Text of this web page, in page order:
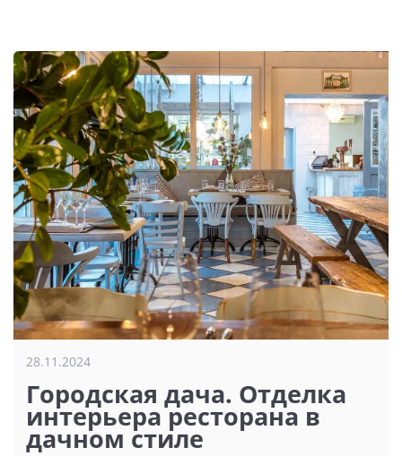
Городская дача. Отделка
интерьера ресторана в
дачном стиле
28.11.2024